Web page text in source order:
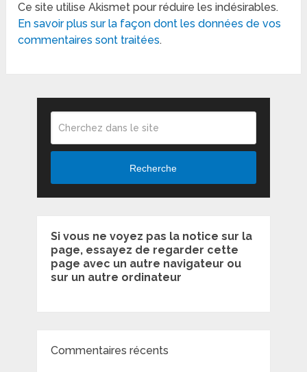
Ce site utilise Akismet pour réduire les indésirables.
En savoir plus sur la façon dont les données de vos
commentaires sont traitées.
Recherche
Si vous ne voyez pas la notice sur la
page, essayez de regarder cette
page avec un autre navigateur ou
sur un autre ordinateur
Commentaires récents